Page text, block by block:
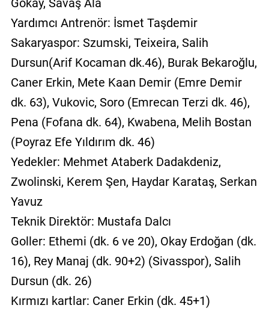
Yardımcı Antrenör: İsmet Taşdemir
Sakaryaspor: Szumski, Teixeira, Salih
Dursun(Arif Kocaman dk.46), Burak Bekaroğlu,
Caner Erkin, Mete Kaan Demir (Emre Demir
dk. 63), Vukovic, Soro (Emrecan Terzi dk. 46),
Pena (Fofana dk. 64), Kwabena, Melih Bostan
(Poyraz Efe Yıldırım dk. 46)
Yedekler: Mehmet Ataberk Dadakdeniz,
Zwolinski, Kerem Şen, Haydar Karataş, Serkan
Yavuz
Teknik Direktör: Mustafa Dalcı
Goller: Ethemi (dk. 6 ve 20), Okay Erdoğan (dk.
16), Rey Manaj (dk. 90+2) (Sivasspor), Salih
Dursun (dk. 26)
Kırmızı kartlar: Caner Erkin (dk. 45+1)